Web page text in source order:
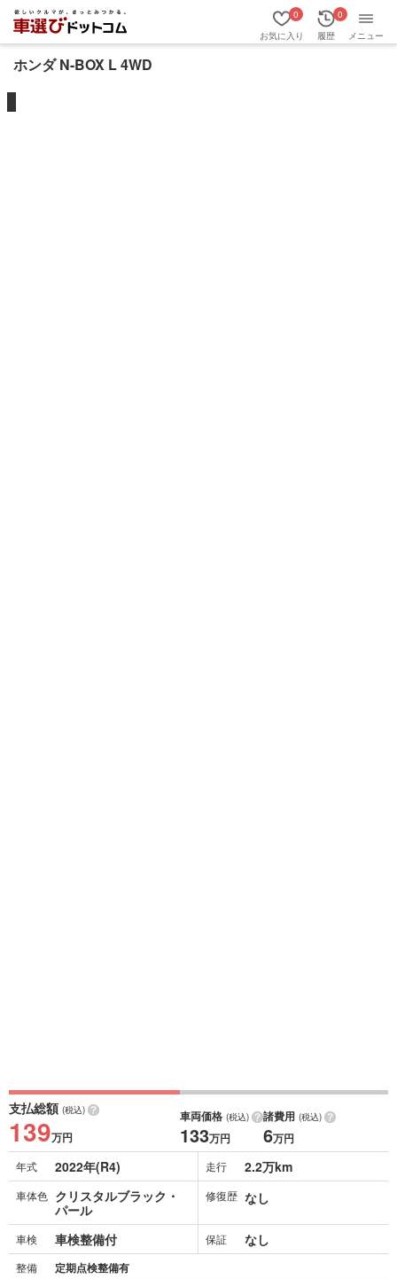
お気に入り
0
履歴
0
メニュー
ホンダ N-BOX L 4WD
支払総額 (税込)
139万円
車両価格 (税込)
133万円
諸費用 (税込)
6万円
年式 2022年(R4) 走行 2.2万km
車体色 クリスタルブラック・
パール
修復歴 なし
車検 車検整備付 保証 なし
整備 定期点検整備有